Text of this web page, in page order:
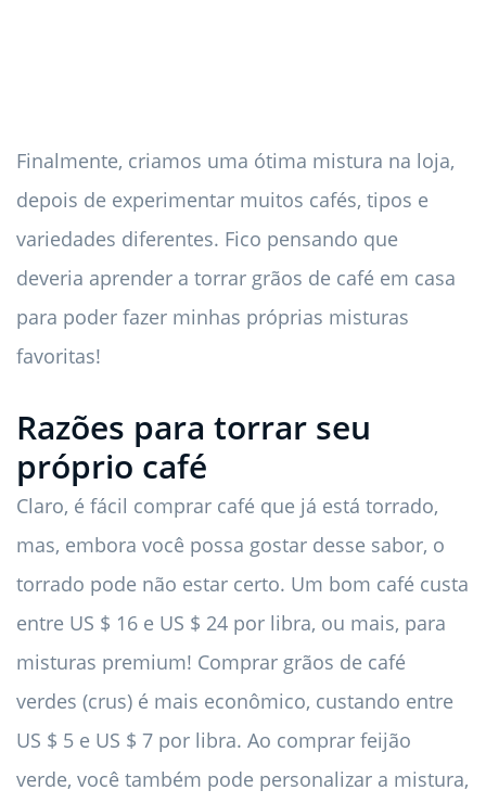
Finalmente, criamos uma ótima mistura na loja,
depois de experimentar muitos cafés, tipos e
variedades diferentes. Fico pensando que
deveria aprender a torrar grãos de café em casa
para poder fazer minhas próprias misturas
favoritas!
Razões para torrar seu
próprio café
Claro, é fácil comprar café que já está torrado,
mas, embora você possa gostar desse sabor, o
torrado pode não estar certo. Um bom café custa
entre US $ 16 e US $ 24 por libra, ou mais, para
misturas premium! Comprar grãos de café
verdes (crus) é mais econômico, custando entre
US $ 5 e US $ 7 por libra. Ao comprar feijão
verde, você também pode personalizar a mistura,